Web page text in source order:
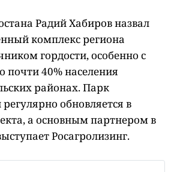
Радий Хабиров назвал
комплекс региона
гордости, особенно с
почти 40% населения
районах. Парк
обновляется в
а основным партнером в
Росагролизинг.